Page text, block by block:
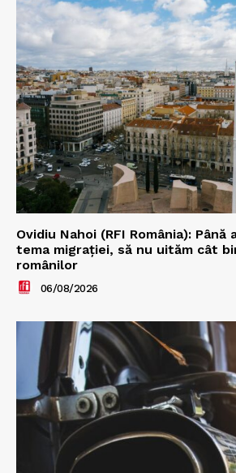
Ovidiu Nahoi (RFI România): Până
tema migrației, să nu uităm cât
românilor
06/08/2026